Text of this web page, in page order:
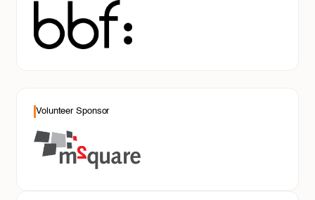
Volunteer Sponsor